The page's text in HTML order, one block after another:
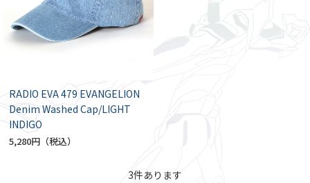
RADIO EVA 479 EVANGELION
Denim Washed Cap/LIGHT
INDIGO
5,280円
3件あります